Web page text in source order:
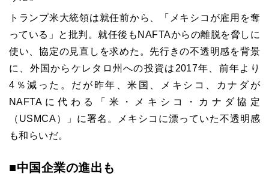
トランプ米大統領は就任前から、「メキシコが雇用を奪
っている」と批判。就任後もNAFTAからの離脱を脅しに
使い、協定の見直しを求めた。先行きの不透明感を背景
に、外国からケレタロ州への投資は2017年、前年より
4％減った。だが昨年、米国、メキシコ、カナダが
NAFTAに代わる「米・メキシコ・カナダ協定
（USMCA）」に署名。メキシコに漂っていた不透明感
も和らいだ。
■中国企業の進出も